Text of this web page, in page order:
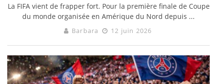
La FIFA vient de frapper fort. Pour la première finale de Coupe
du monde organisée en Amérique du Nord depuis ...
Barbara 12 juin 2026